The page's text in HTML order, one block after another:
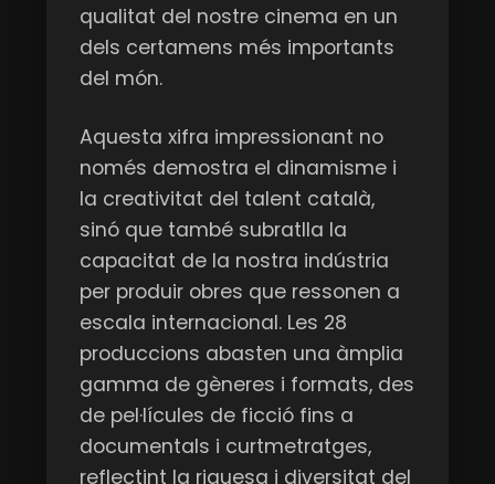
qualitat del nostre cinema en un
dels certamens més importants
del món.
Aquesta xifra impressionant no
només demostra el dinamisme i
la creativitat del talent català,
sinó que també subratlla la
capacitat de la nostra indústria
per produir obres que ressonen a
escala internacional. Les 28
produccions abasten una àmplia
gamma de gèneres i formats, des
de pel·lícules de ficció fins a
documentals i curtmetratges,
reflectint la riquesa i diversitat del